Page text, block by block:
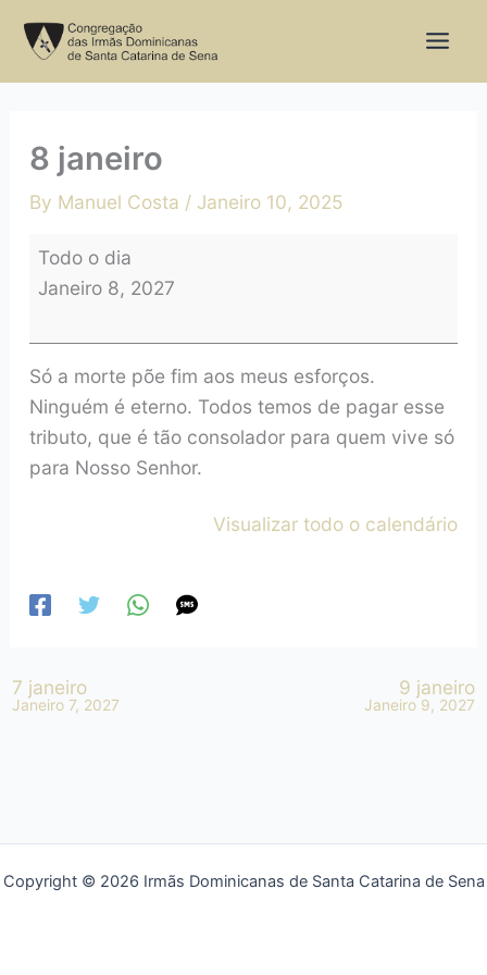
8 janeiro
By Manuel Costa / Janeiro 10, 2025
janeiro
Todo o dia
Janeiro 8, 2027
Só a morte põe fim aos meus esforços.
Ninguém é eterno. Todos temos de pagar esse
tributo, que é tão consolador para quem vive só
para Nosso Senhor.
Visualizar todo o calendário
7 janeiro
Janeiro 7, 2027
9 janeiro
Janeiro 9, 2027
Copyright © 2026 Irmãs Dominicanas de Santa Catarina de Sena